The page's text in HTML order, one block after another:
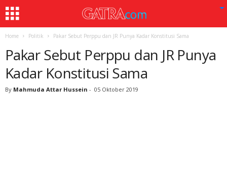
Home Politik Pakar Sebut Perppu dan JR Punya Kadar Konstitusi Sama
Pakar Sebut Perppu dan JR Punya
Kadar Konstitusi Sama
By Mahmuda Attar Hussein - 05 Oktober 2019